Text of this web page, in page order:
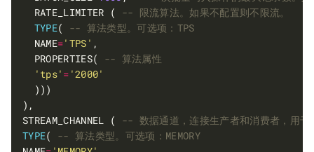
  RATE_LIMITER (
TYPE(
  NAME
='TPS'
  PROPERTIES(
'tps' = '2000'
STREAM_CHANNEL (
TYPE(
-- 算法类型。可选项：MEMORY